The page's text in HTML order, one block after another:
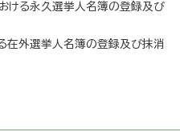
ける永久選挙人名簿の登録及び
在外選挙人名簿の登録及び抹消